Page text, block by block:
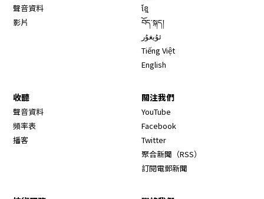
聲音資料
影片
ខ្មែ
བོད་སྐད།
ئۇيغۇر
Tiếng Việt
English
收聽
聲音資料
頻率表
播客
關注我們
YouTube
Facebook
Twitter
聚合新聞（RSS）
訂閱電郵新聞